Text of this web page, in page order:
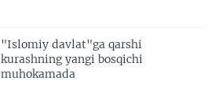
"Islomiy davlat"ga qarshi
kurashning yangi bosqichi
muhokamada